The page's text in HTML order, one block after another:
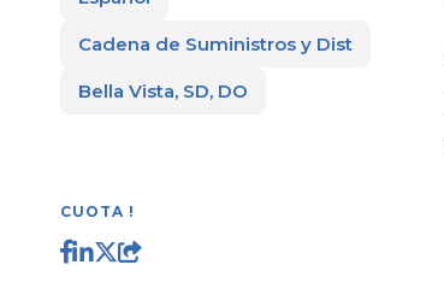
Cadena de Suministros y Dist
Bella Vista, SD, DO
CUOTA !